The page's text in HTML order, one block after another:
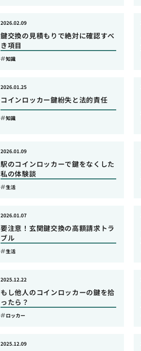
鍵交換の見積もりで絶対に確認すべ
き項目
2026.02.09
知識
コインロッカー鍵紛失と法的責任
2026.01.25
知識
駅のコインロッカーで鍵をなくした
私の体験談
2026.01.09
生活
要注意！玄関鍵交換の高額請求トラ
ブル
2026.01.07
生活
もし他人のコインロッカーの鍵を拾
ったら？
2025.12.22
ロッカー
2025.12.09